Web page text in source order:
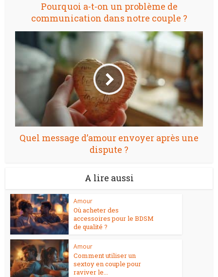
Pourquoi a-t-on un problème de
communication dans notre couple ?
Quel message d’amour envoyer après une
dispute ?
A lire aussi
Amour
Où acheter des
accessoires pour le BDSM
de qualité ?
Amour
Comment utiliser un
sextoy en couple pour
raviver le...